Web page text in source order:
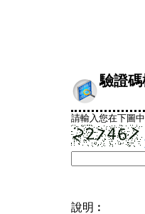
驗證碼
請輸入您在下圖
說明︰